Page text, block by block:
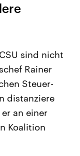
und
die Vereinigten
sind nicht
Rainer
Steuer-
distanziere
an einer
Koalition